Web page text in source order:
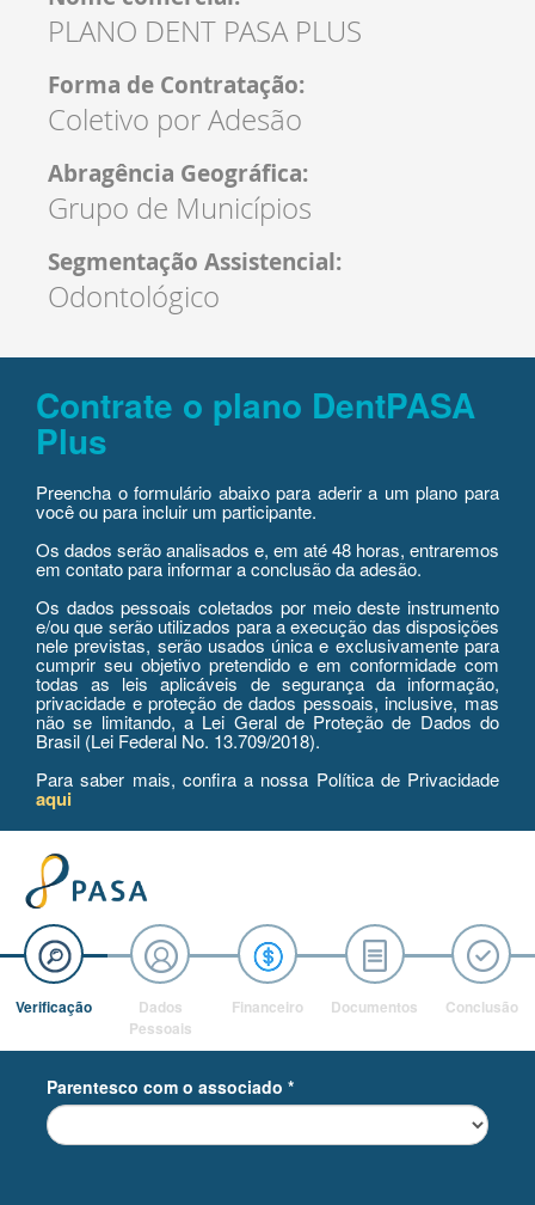
PLANO DENT PASA PLUS
Forma de Contratação:
Coletivo por Adesão
Abragência Geográfica:
Grupo de Municípios
Segmentação Assistencial:
Odontológico